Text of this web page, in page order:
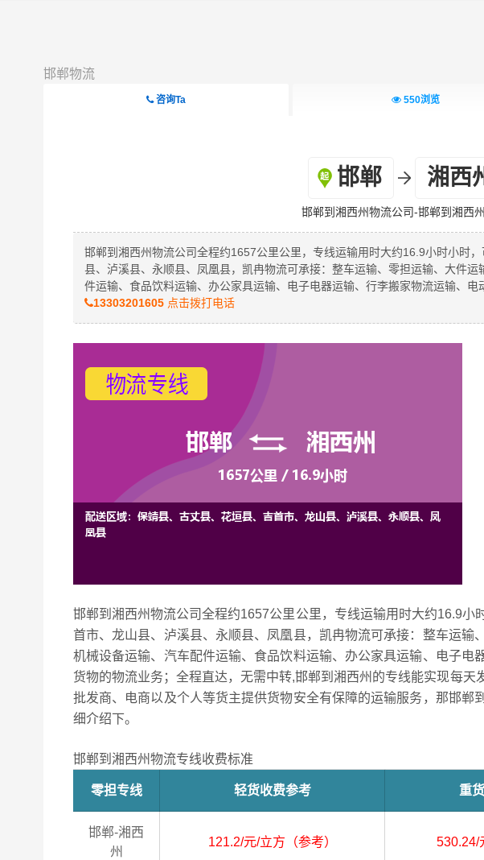
邯郸物流
咨询Ta 550浏览
邯郸 湘西
邯郸到湘西州物流公司-邯郸到湘西
邯郸到湘西州物流公司全程约1657公里公里，专线运输用时大约16.9小时小时
县、泸溪县、永顺县、凤凰县，凯冉物流可承接：整车运输、零担运输、大件
件运输、食品饮料运输、办公家具运输、电子电器运输、行李搬家物流运输、电
13303201605点击拨打电话
邯郸到湘西州物流公司全程约1657公里公里，专线运输用时大约16.9小
首市、龙山县、泸溪县、永顺县、凤凰县，凯冉物流可承接：整车运输
机械设备运输、汽车配件运输、食品饮料运输、办公家具运输、电子电
货物的物流业务；全程直达，无需中转,邯郸到湘西州的专线能实现每天
批发商、电商以及个人等货主提供货物安全有保障的运输服务，那邯郸
细介绍下。
邯郸到湘西州物流专线收费标准
零担专线 轻货收费参考 重
邯郸-湘西
州
121.2/元/立方（参考） 530.24/